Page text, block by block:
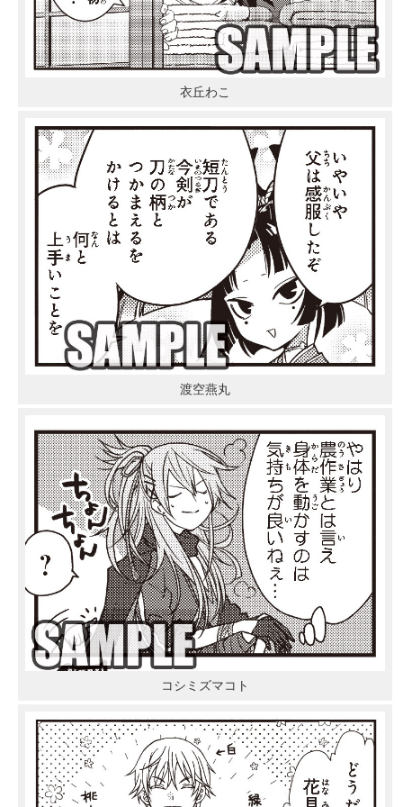
衣丘わこ
渡空燕丸
コシミズマコト